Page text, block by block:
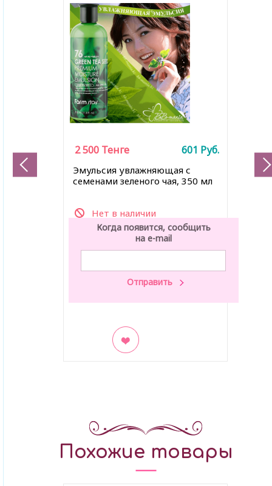
Эмульсия увлажняющая с
семенами зеленого чая, 350 мл
Нет в наличии
2 500 Тенге 601 Руб.
Когда появится, сообщить
на e-mail
Похожие товары